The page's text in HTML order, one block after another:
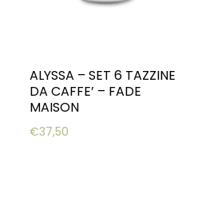
ALYSSA – SET 6 TAZZINE
DA CAFFE’ – FADE
MAISON
€37,50